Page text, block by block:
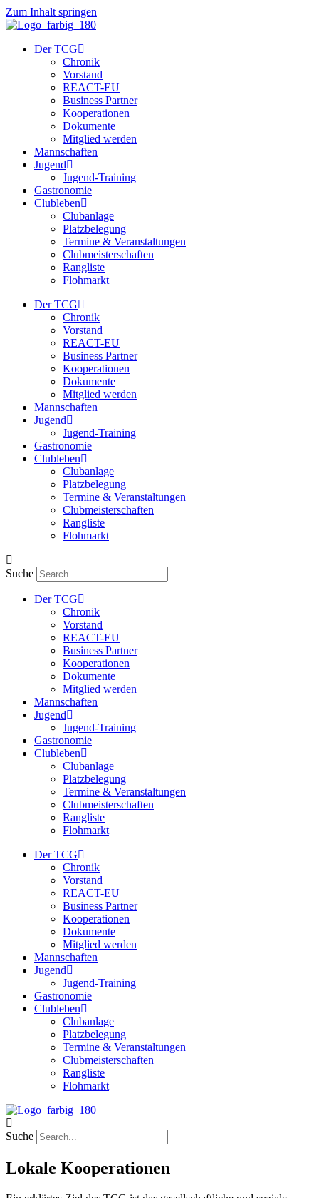
Zum Inhalt springen
Der TCG
Chronik
Vorstand
REACT-EU
Business Partner
Kooperationen
Dokumente
Mitglied werden
Mannschaften
Jugend
Jugend-Training
Gastronomie
Clubleben
Clubanlage
Platzbelegung
Termine & Veranstaltungen
Clubmeisterschaften
Rangliste
Flohmarkt
Der TCG
Chronik
Vorstand
REACT-EU
Business Partner
Kooperationen
Dokumente
Mitglied werden
Mannschaften
Jugend
Jugend-Training
Gastronomie
Clubleben
Clubanlage
Platzbelegung
Termine & Veranstaltungen
Clubmeisterschaften
Rangliste
Flohmarkt
Suche
Der TCG
Chronik
Vorstand
REACT-EU
Business Partner
Kooperationen
Dokumente
Mitglied werden
Mannschaften
Jugend
Jugend-Training
Gastronomie
Clubleben
Clubanlage
Platzbelegung
Termine & Veranstaltungen
Clubmeisterschaften
Rangliste
Flohmarkt
Der TCG
Chronik
Vorstand
REACT-EU
Business Partner
Kooperationen
Dokumente
Mitglied werden
Mannschaften
Jugend
Jugend-Training
Gastronomie
Clubleben
Clubanlage
Platzbelegung
Termine & Veranstaltungen
Clubmeisterschaften
Rangliste
Flohmarkt
Suche
Lokale Kooperationen